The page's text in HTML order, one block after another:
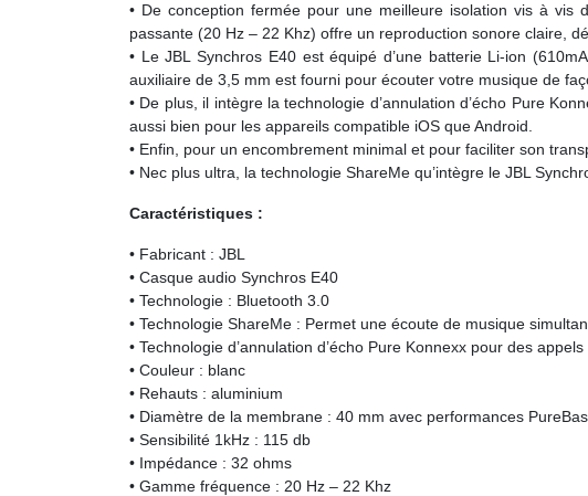
• De conception fermée pour une meilleure isolation vis à
passante (20 Hz – 22 Khz) offre un reproduction sonore claire,
• Le JBL Synchros E40 est équipé d’une batterie Li-ion
auxiliaire de 3,5 mm est fourni pour écouter votre musique de
• De plus, il intègre la technologie d’annulation d’écho Pure
aussi bien pour les appareils compatible iOS que Android.
• Enfin, pour un encombrement minimal et pour faciliter son
• Nec plus ultra, la technologie ShareMe qu’intègre le JBL
Caractéristiques :
• Fabricant : JBL
• Casque audio Synchros E40
• Technologie : Bluetooth 3.0
• Technologie ShareMe : Permet une écoute de musique
• Technologie d’annulation d’écho Pure Konnexx pour des
• Couleur : blanc
• Rehauts : aluminium
• Diamètre de la membrane : 40 mm avec performances
• Sensibilité 1kHz : 115 db
• Impédance : 32 ohms
• Gamme fréquence : 20 Hz – 22 Khz